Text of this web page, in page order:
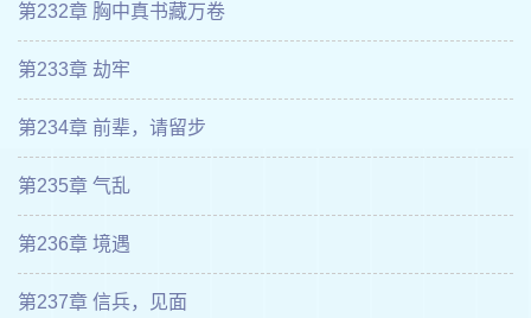
第232章 胸中真书藏万卷
第233章 劫牢
第234章 前辈，请留步
第235章 气乱
第236章 境遇
第237章 信兵，见面